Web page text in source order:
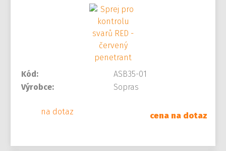
Kód:
ASB35-01
Výrobce:
Sopras
na dotaz cena na dotaz